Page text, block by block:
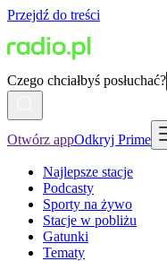
Przejdź do treści
Czego chciałbyś posłuchać?
Otwórz appOdkryj Prime
Najlepsze stacje
Podcasty
Sporty na żywo
Stacje w pobliżu
Gatunki
Tematy